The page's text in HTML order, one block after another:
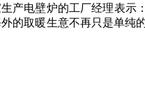
产电壁炉的工厂经理表示
的取暖生意不再只是单纯